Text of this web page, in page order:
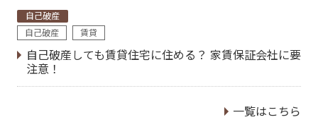
自己破産
自己破産
賃貸
自己破産しても賃貸住宅に住める？ 家賃保証会社に要
注意！
一覧はこちら